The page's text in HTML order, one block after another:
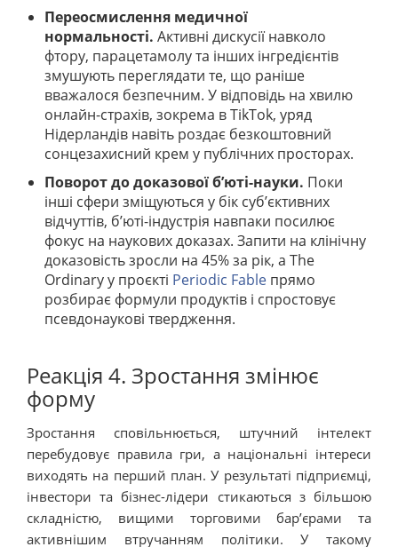
Переосмислення медичної
нормальності. Активні дискусії навколо
фтору, парацетамолу та інших інгредієнтів
змушують переглядати те, що раніше
вважалося безпечним. У відповідь на хвилю
онлайн-страхів, зокрема в TikTok, уряд
Нідерландів навіть роздає безкоштовний
сонцезахисний крем у публічних просторах.
Поворот до доказової б’юті-науки. Поки
інші сфери зміщуються у бік суб’єктивних
відчуттів, б’юті-індустрія навпаки посилює
фокус на наукових доказах. Запити на клінічну
доказовість зросли на 45% за рік, а The
Ordinary у проєкті Periodic Fable прямо
розбирає формули продуктів і спростовує
псевдонаукові твердження.
Реакція 4. Зростання змінює
форму
Зростання сповільнюється, штучний інтелект
перебудовує правила гри, а національні інтереси
виходять на перший план. У результаті підприємці,
інвестори та бізнес-лідери стикаються з більшою
складністю, вищими торговими бар’єрами та
активнішим втручанням політики. У такому